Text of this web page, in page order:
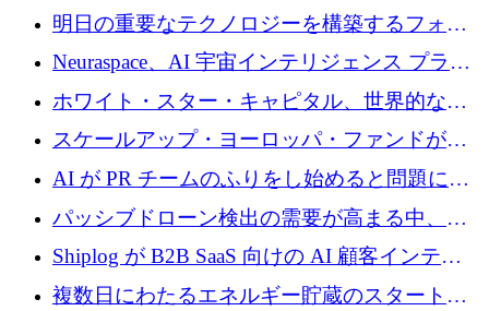
Modal Labsがロンドンオフィスを開設
明日の重要なテクノロジーを構築するフォト
ニクスのスケールアップに対応する
Neuraspace、AI 宇宙インテリジェンス プラッ
トフォームの拡大に 1,560 万ユーロを投資
ホワイト・スター・キャピタル、世界的なス
タートアップをシリーズAからBまで支援する
スケールアップ・ヨーロッパ・ファンドが初
の投資を行い、Iceeyeの10億ユーロのラウンド
を共同主導
AI が PR チームのふりをし始めると問題にな
ります
パッシブドローン検出の需要が高まる中、
Monava が資金調達ラウンドを終了
Shiplog が B2B SaaS 向けの AI 顧客インテリ
ジェンスを構築するために 100 万ドルを調達
複数日にわたるエネルギー貯蔵のスタートア